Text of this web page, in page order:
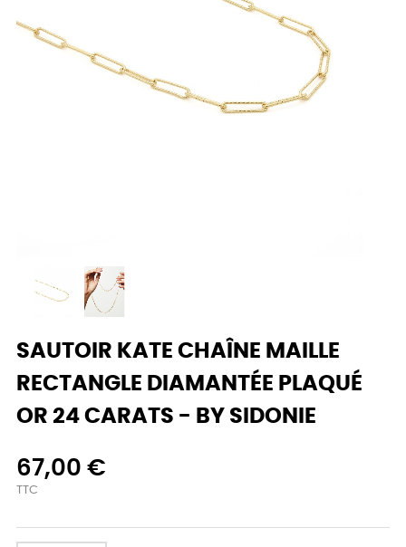
SAUTOIR KATE CHAÎNE MAILLE
RECTANGLE DIAMANTÉE PLAQUÉ
OR 24 CARATS - BY SIDONIE
67,00 €
TTC